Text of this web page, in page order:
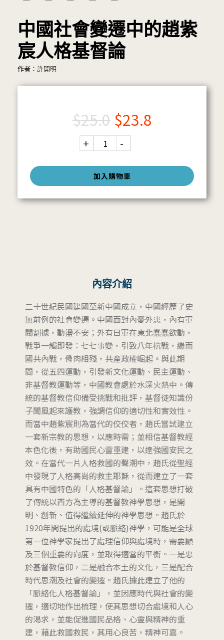
中國社會變遷中的趙紫
宸人格基督論
作者： 許開明
加入購物車
$25.0 $23.8
內容介紹
二十世紀民國建國至新中國成立，中國經歷了史
無前例的社會變遷。中國面對內憂外患，內有軍
閥割據，動盪不安；外有日軍在東北蠢蠢欲動，
戰爭一觸即發：七七事變，引致八年抗戰，繼而
國共內戰，骨肉相殘，共產政權崛起。與此期
間，從五四運動，引發新文化運動、民主運動、
非基督教運動等，中國教會處於水深火熱中。傳
統的基督教信仰備受挑戰和批評，基督徒知識份
子聞風起來護教，強調信仰的適切性和實效性。
而當中趙紫宸則為當代的佼佼者，趙氏嘗試建立
一套新宗教的思想，以應時需；並相信基督教經
本色化後，有助國民心靈重建，以達強國安民之
效。在當代一片人格救國的聲潮中，趙氏從聖經
中發現了人格高尚的救主耶穌，從而建立了一套
具有中國特色的「人格基督論」。這套思想打破
了傳統以西方為主導的基督教神學思想，是開
明、創新、值得繼續延伸的神學思想。趙氏於
1920年間提出的處境(或脈絡)神學，可能是全球
第一位神學家提出了處理信仰與處境時，需要顧
及三個重要的向度，並取得適當的平衡。一是忠
於基督教信仰，二是融合本土的文化，三是配合
時代思潮及社會的變遷。趙氏據此建立了他的
「脈絡化人格基督論」，並因應時代與社會的變
遷，適切地作出梳理，使其思想切合處境和人心
的渴求，並能促進國民品格、心靈與精神的重
建，藉此救國救民，其用心良苦，精神可嘉。